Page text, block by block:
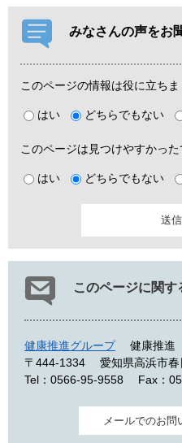
みなさんの声をお
このページの情報は役に立ちま
はい どちらでもない
このページは見つけやすかった
はい どちらでもない
このページに関
健康推進グループ
健康推進
〒444-1334
愛知県高浜市
Tel：0566-95-9558
Fax：
メールでのお問